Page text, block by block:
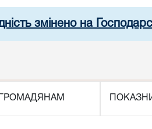
змінено на
ГРОМАДЯНАМ